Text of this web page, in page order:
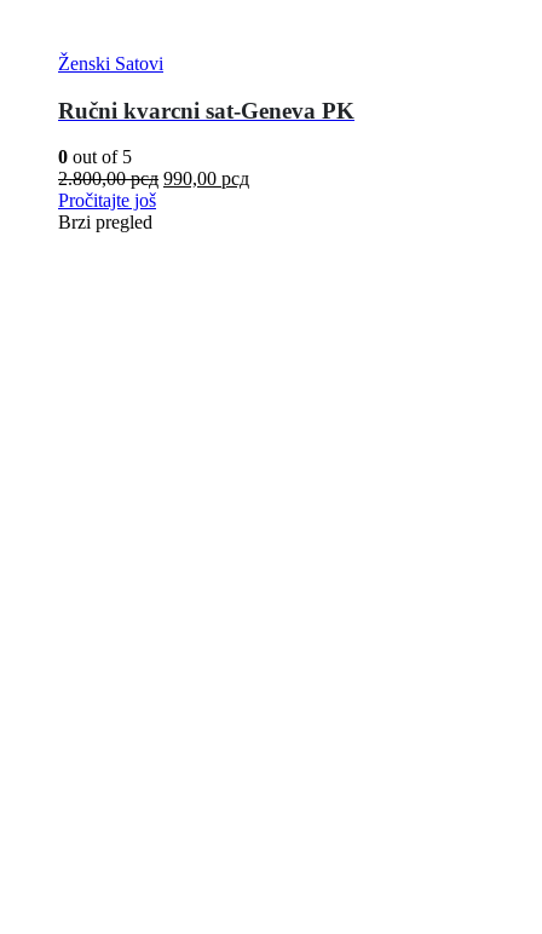
Ženski Satovi
Ručni kvarcni sat-Geneva PK
0 out of 5
2.800,00рсд 990,00 рсд
Pročitajte još
Brzi pregled